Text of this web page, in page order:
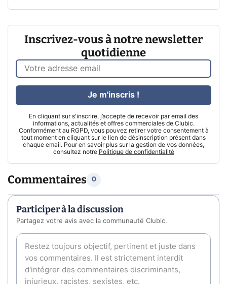
Inscrivez-vous à notre newsletter
quotidienne
En cliquant sur s'inscrire, j’accepte de recevoir par email des
informations, actualités et offres commerciales de Clubic.
Conformément au RGPD, vous pouvez retirer votre consentement à
tout moment en cliquant sur le lien de désinscription présent dans
chaque email. Pour en savoir plus sur la gestion de vos données,
consultez notre Politique de confidentialité
Je m'inscris !
Commentaires 0
Participer à la discussion
Partagez votre avis avec la communauté Clubic.